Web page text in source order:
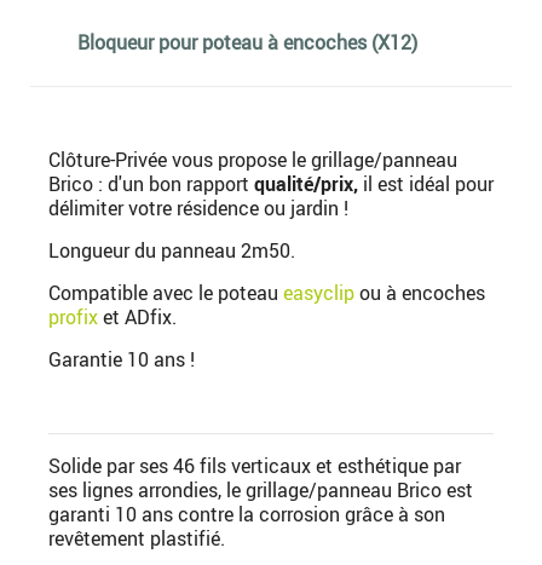
Bloqueur pour poteau à encoches (X12)
Clôture-Privée vous propose le grillage/panneau
Brico : d'un bon rapport qualité/prix, il est idéal pour
délimiter votre résidence ou jardin !
Longueur du panneau 2m50.
Compatible avec le poteau easyclipou à encoches
profixet ADfix.
Garantie 10 ans !
Solide par ses 46 fils verticaux et esthétique par
ses lignes arrondies, le grillage/panneau Brico est
garanti 10 ans contre la corrosion grâce à son
revêtement plastifié.